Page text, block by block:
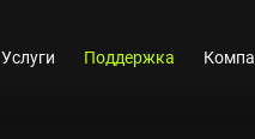
Услуги Поддержка